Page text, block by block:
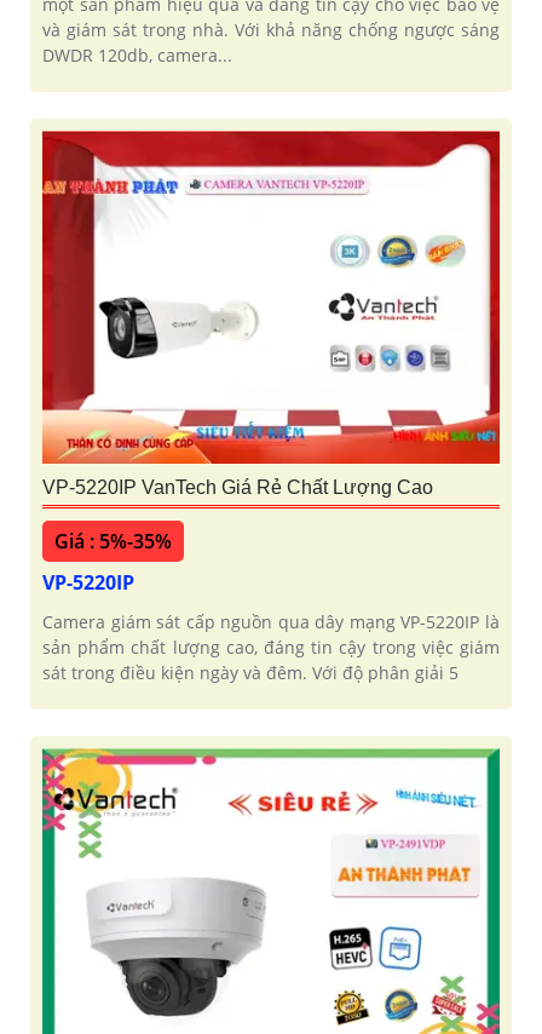
và giám sát trong nhà. Với khả năng chống ngược sáng
DWDR 120db, camera...
VP-5220IP VanTech Giá Rẻ Chất Lượng Cao
Giá : 5%-35%
VP-5220IP
Camera giám sát cấp nguồn qua dây mạng VP-5220IP là
sản phẩm chất lượng cao, đáng tin cậy trong việc giám
sát trong điều kiện ngày và đêm. Với độ phân giải 5